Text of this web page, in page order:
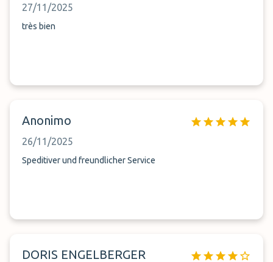
27/11/2025
très bien
Anonimo
26/11/2025
Speditiver und freundlicher Service
DORIS ENGELBERGER